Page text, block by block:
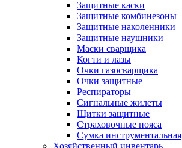
Защитные каски
Защитные комбинезоны
Защитные наколенники
Защитные наушники
Маски сварщика
Когти и лазы
Очки газосварщика
Очки защитные
Респираторы
Сигнальные жилеты
Щитки защитные
Страховочные пояса
Сумка инструментальная
Хозяйственный инвентарь